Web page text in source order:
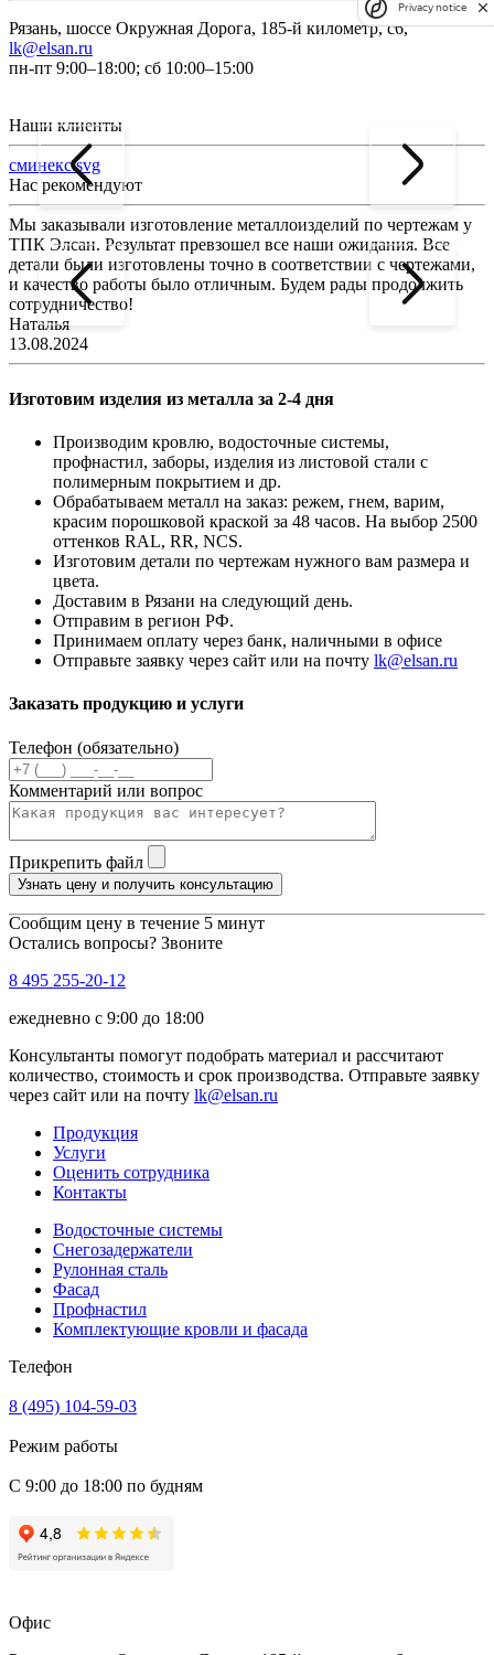
Рязань, шоссе Окружная Дорога, 185-й километр, с6,
lk@elsan.ru
пн-пт 9:00–18:00; сб 10:00–15:00
Наши клиенты
сминекс.svg
Нас рекомендуют
Мы заказывали изготовление металлоизделий по чертежам у
ТПК Элсан. Результат превзошел все наши ожидания. Все
детали были изготовлены точно в соответствии с чертежами,
и качество работы было отличным. Будем рады продолжить
сотрудничество!
Наталья
13.08.2024
Изготовим изделия из металла за 2-4 дня
Производим кровлю, водосточные системы,
профнастил, заборы, изделия из листовой стали с
полимерным покрытием и др.
Обрабатываем металл на заказ: режем, гнем, варим,
красим порошковой краской за 48 часов. На выбор 2500
оттенков RAL, RR, NCS.
Изготовим детали по чертежам нужного вам размера и
цвета.
Доставим в Рязани на следующий день.
Отправим в регион РФ.
Принимаем оплату через банк, наличными в офисе
Отправьте заявку через сайт или на почту lk@elsan.ru
Заказать продукцию и услуги
Телефон (обязательно)
Комментарий или вопрос
Прикрепить файл
Узнать цену и получить консультацию
Сообщим цену в течение 5 минут
Остались вопросы? Звоните
8 495 255-20-12
ежедневно с 9:00 до 18:00
Консультанты помогут подобрать материал и рассчитают
количество, стоимость и срок производства. Отправьте заявку
через сайт или на почту lk@elsan.ru
Продукция
Услуги
Оценить сотрудника
Контакты
Водосточные системы
Снегозадержатели
Рулонная сталь
Фасад
Профнастил
Комплектующие кровли и фасада
Телефон
8 (495) 104-59-03
Режим работы
С 9:00 до 18:00 по будням
Офис
Privacy notice